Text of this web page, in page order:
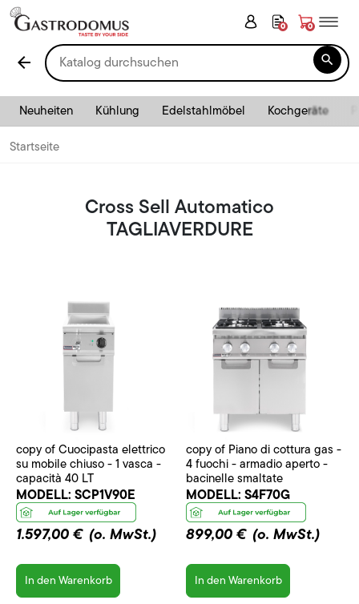
0 0
arrow_back 
Neuheiten Kühlung Edelstahlmöbel Kochgeräte
Startseite
Cross Sell Automatico
TAGLIAVERDURE
copy of Cuocipasta elettrico
su mobile chiuso - 1 vasca -
capacità 40 LT
MODELL: SCP1V90E
1.597,00 € (o. MwSt.)
In den Warenkorb
copy of Piano di cottura gas -
4 fuochi - armadio aperto -
bacinelle smaltate
MODELL: S4F70G
899,00 € (o. MwSt.)
In den Warenkorb